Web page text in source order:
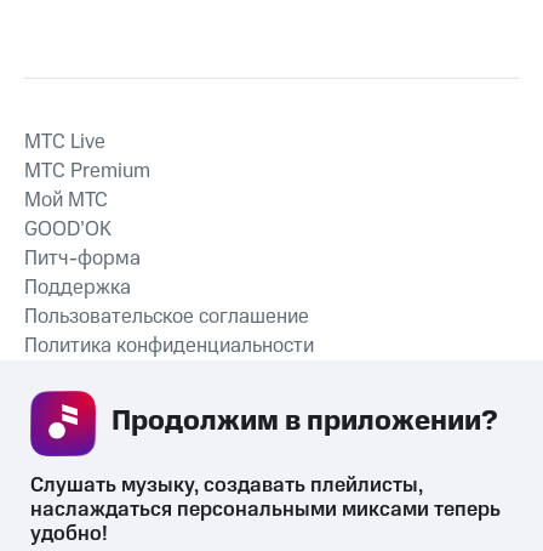
СКАЧАТЬ ПРИЛОЖЕНИЕ
MTС Live
MTС Premium
Мой МТС
GOOD’OK
Питч-форма
Поддержка
Пользовательское соглашение
Политика конфиденциальности
Слушать музыку, создавать плейлисты,
наслаждаться персональными миксами теперь
удобно!